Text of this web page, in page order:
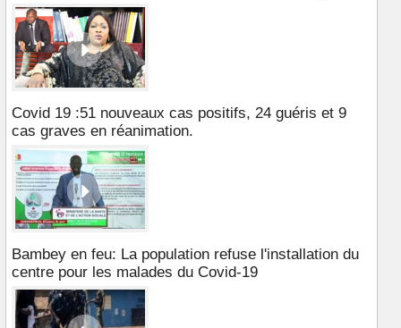
Covid 19 :51 nouveaux cas positifs, 24 guéris et 9
cas graves en réanimation.
Bambey en feu: La population refuse l'installation du
centre pour les malades du Covid-19